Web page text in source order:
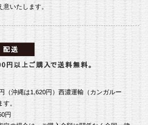
いたします。
（沖縄は1,620円）西濃運輸（カンガルー
す。
円